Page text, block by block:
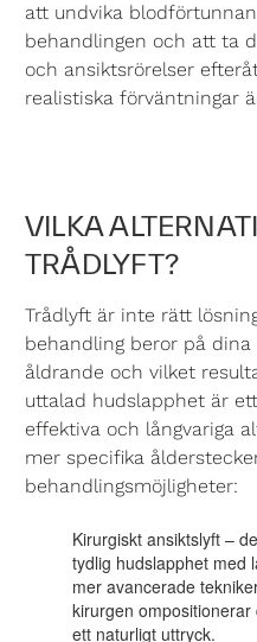
att undvika
behandlingen och att ta
och ansiktsrörelser
realistiska förväntningar
VILKA
TRÅDLYFT?
Trådlyft är inte rätt
behandling beror på
åldrande och vilket
uttalad hudslapphet är ett
effektiva och långvariga
mer specifika
behandlingsmöjligheter:
Kirurgiskt ansiktslyft –
tydlig hudslapphet med
mer avancerade
kirurgen
ett naturligt uttryck.